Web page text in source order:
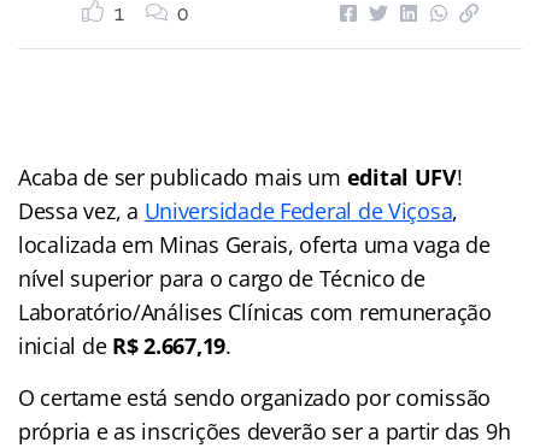
1 0
Acaba de ser publicado mais um edital UFV!
Dessa vez, a Universidade Federal de Viçosa,
localizada em Minas Gerais, oferta uma vaga de
nível superior para o cargo de Técnico de
Laboratório/Análises Clínicas com remuneração
inicial de R$ 2.667,19.
O certame está sendo organizado por comissão
própria e as inscrições deverão ser a partir das 9h